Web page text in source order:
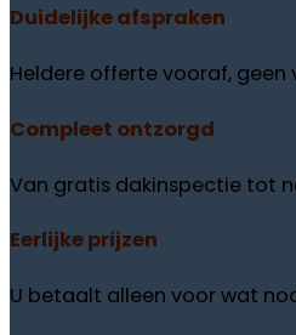
Duidelijkeafspraken
Heldere offerte vooraf,
Compleet ontzorgd
Van gratis dakinspectie tot
Eerlijkeprijzen
U betaalt alleen voor wat